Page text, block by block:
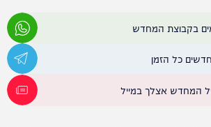
בקבוצת המחדש
כל הזמן
המחדש אצלך במייל